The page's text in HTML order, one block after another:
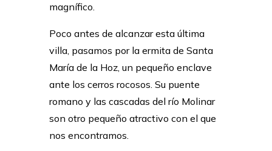
magnífico.
Poco antes de alcanzar esta última
villa, pasamos por la ermita de Santa
María de la Hoz, un pequeño enclave
ante los cerros rocosos. Su puente
romano y las cascadas del río Molinar
son otro pequeño atractivo con el que
nos encontramos.